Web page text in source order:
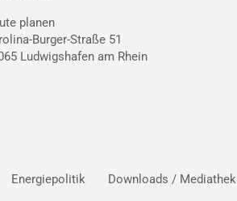
planen
Burger-Straße 51
Ludwigshafen am Rhein
Energiepolitik Downloads / Mediathek